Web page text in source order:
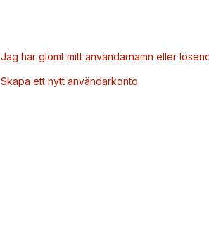
Jag har glömt mitt användarnamn eller
Skapa ett nytt användarkonto